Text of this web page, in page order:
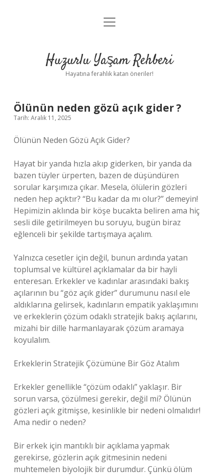
Anasayfa
Yasal Uyarı
menüyü
Huzurlu Yaşam Rehberi
Hayatına ferahlık katan öneriler!
Ölünün neden gözü açık gider ?
Tarih: Aralık 11, 2025
Ölünün Neden Gözü Açık Gider?
Hayat bir yanda hızla akıp giderken, bir yanda da
bazen tüyler ürperten, bazen de düşündüren
sorular karşımıza çıkar. Mesela, ölülerin gözleri
neden hep açıktır? “Bu kadar da mı olur?” demeyin!
Hepimizin aklında bir köşe bucakta beliren ama hiç
sesli dile getirilmeyen bu soruyu, bugün biraz
eğlenceli bir şekilde tartışmaya açalım.
Yalnızca cesetler için değil, bunun ardında yatan
toplumsal ve kültürel açıklamalar da bir hayli
enteresan. Erkekler ve kadınlar arasındaki bakış
açılarının bu “göz açık gider” durumunu nasıl ele
aldıklarına gelirsek, kadınların empatik yaklaşımını
ve erkeklerin çözüm odaklı stratejik bakış açılarını,
mizahi bir dille harmanlayarak çözüm aramaya
koyulalım.
Erkeklerin Stratejik Çözümüne Bir Göz Atalım
Erkekler genellikle “çözüm odaklı” yaklaşır. Bir
sorun varsa, çözülmesi gerekir, değil mi? Ölünün
gözleri açık gitmişse, kesinlikle bir nedeni olmalıdır!
Ama nedir o neden?
Bir erkek için mantıklı bir açıklama yapmak
gerekirse, gözlerin açık gitmesinin nedeni
muhtemelen biyolojik bir durumdur. Çünkü ölüm